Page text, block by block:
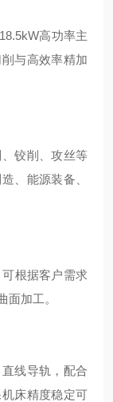
高功率主
与高效率精加
铰削、攻丝等
、能源装备、
根据客户需求
面加工。
线导轨，配合
床精度稳定可